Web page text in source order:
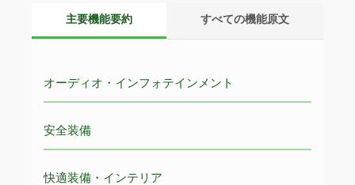
主要機能要約 すべての機能原文
オーディオ・インフォテインメント
安全装備
快適装備・インテリア